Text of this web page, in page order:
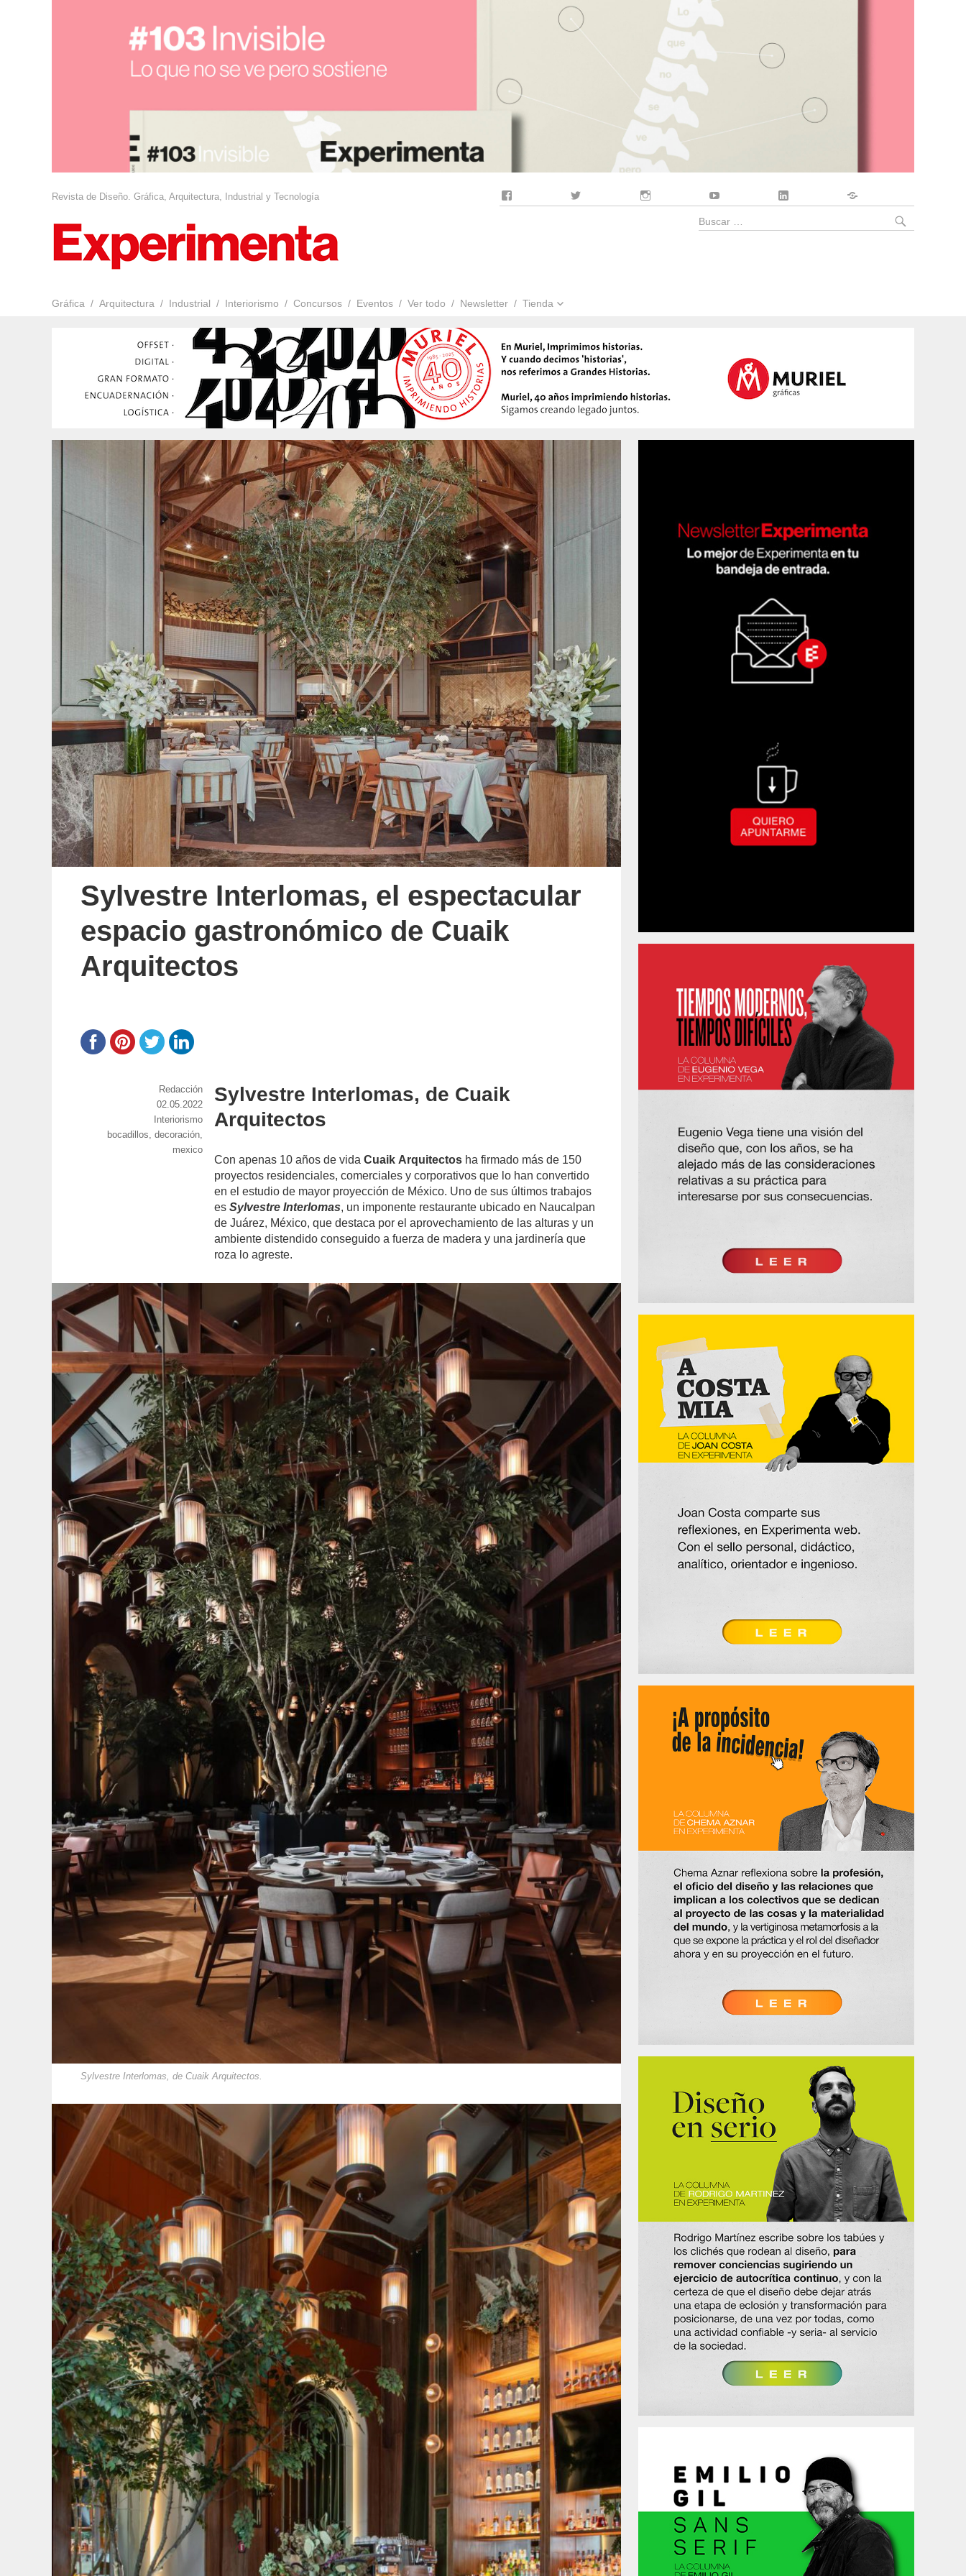
Revista de Diseño. Gráfica, Arquitectura, Industrial y Tecnología
Gráfica Arquitectura Industrial Interiorismo Concursos Eventos Ver todo Newsletter Tienda
Buscar
Sylvestre Interlomas, el espectacular
espacio gastronómico de Cuaik
Arquitectos
Sylvestre Interlomas, de Cuaik
Arquitectos
Con apenas 10 años de vidaCuaik Arquitectos ha firmado más de 150
proyectos residenciales, comerciales y corporativos que lo han convertido
en el estudio de mayor proyección de México. Uno de sus últimos trabajos
esSylvestre Interlomas, un imponente restaurante ubicado en Naucalpan
de Juárez, México, que destaca por el aprovechamiento de las alturas y un
ambiente distendido conseguido a fuerza de madera y una jardinería que
roza lo agreste.
Sylvestre Interlomas, de Cuaik Arquitectos.
https://www.experimenta.es/author/redaccion/
Redacción
Publicado
el
02.05.2022
Categorías
Interiorismo
Etiquetas
bocadillos,decoración,
mexico